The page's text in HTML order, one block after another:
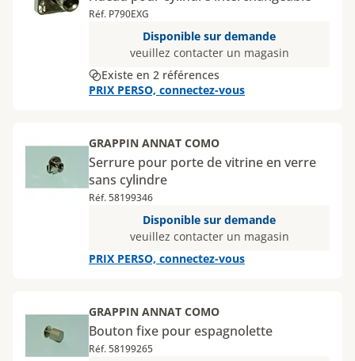
Réf. P790EXG
Disponible sur demande
veuillez contacter un magasin
Existe en 2 références
PRIX PERSO, connectez-vous
GRAPPIN ANNAT COMO
Serrure pour porte de vitrine en verre
sans cylindre
Réf. 58199346
Disponible sur demande
veuillez contacter un magasin
PRIX PERSO, connectez-vous
GRAPPIN ANNAT COMO
Bouton fixe pour espagnolette
Réf. 58199265